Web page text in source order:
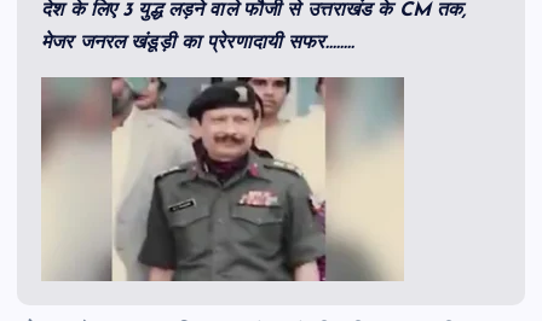
देश के लिए 3 युद्ध लड़ने वाले फौजी से उत्तराखंड के CM तक,
मेजर जनरल खंडूड़ी का प्रेरणादायी सफर……..